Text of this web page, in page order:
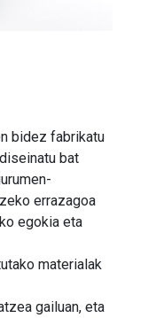
bidez fabrikatu
bat
errazagoa
egokia eta
materialak
gailuan, eta